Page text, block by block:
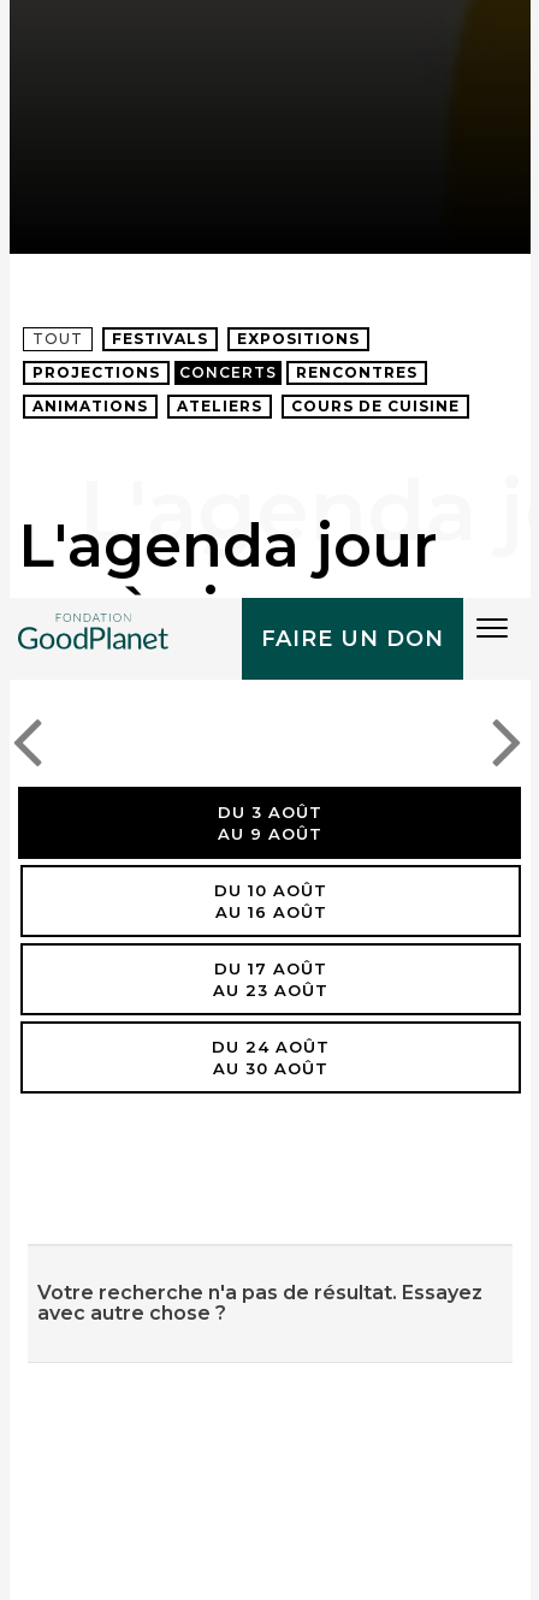
FAIRE UN DON
TOUT FESTIVALS
EXPOSITIONS
PROJECTIONS
CONCERTS
RENCONTRES
ANIMATIONS
ATELIERS COURS DE CUISINE
L'agenda jour
après jour
DU 3 AOÛT
AU 9 AOÛT
DU 10 AOÛT
AU 16 AOÛT
DU 17 AOÛT
AU 23 AOÛT
DU 24 AOÛT
AU 30 AOÛT
Votre recherche n'a pas de résultat. Essayez
avec autre chose ?